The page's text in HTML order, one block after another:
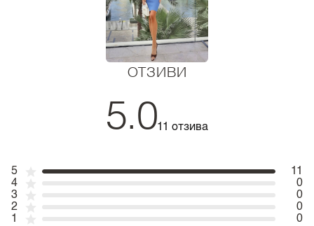
ОТЗИВИ
5.011 отзива
5
11
4
0
3
0
2
0
1
0